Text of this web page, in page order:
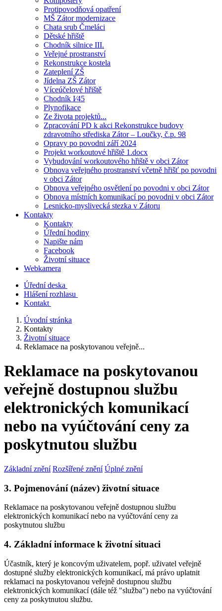
Protipovodňová opatření
MŠ Zátor modernizace
Chata srub Čmeláci
Dětské hřiště
Chodník silnice III.
Veřejné prostranství
Rekonstrukce kostela
Zateplení ZŠ
Jídelna ZŠ Zátor
Víceúčelové hřiště
Chodník I⁄45
Plynofikace
Ze života projektů...
Zpracování PD k akci Rekonstrukce budovy
zdravotního střediska Zátor – Loučky, č.p. 98
Opravy po povodni září 2024
Projekt workoutové hřiště 1.docx
Vybudování workoutového hřiště v obci Zátor
Obnova veřejného prostranství včetně hřišť po povodni
v obci Zátor
Obnova veřejného osvětlení po povodni v obci Zátor
Obnova místních komunikací po povodni v obci Zátor
Lesnicko-myslivecká stezka v Zátoru
Kontakty
Kontakty
Úřední hodiny
Napište nám
Facebook
Životní situace
Webkamera
Úřední deska
Hlášení rozhlasu
Kontakt
Úvodní stránka
Kontakty
Životní situace
Reklamace na poskytovanou veřejně...
Reklamace na poskytovanou
veřejně dostupnou službu
elektronických komunikací
nebo na vyúčtování ceny za
poskytnutou službu
Základní znění Rozšířené znění Úplné znění
3. Pojmenování (název) životní situace
Reklamace na poskytovanou veřejně dostupnou službu
elektronických komunikací nebo na vyúčtování ceny za
poskytnutou službu
4. Základní informace k životní situaci
Účastník, který je koncovým uživatelem, popř. uživatel veřejně
dostupné služby elektronických komunikací, má právo uplatnit
reklamaci na poskytovanou veřejně dostupnou službu
elektronických komunikací (dále též "služba") nebo na vyúčtování
ceny za poskytnutou službu.